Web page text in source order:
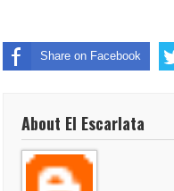
Share on Facebook
About El Escarlata